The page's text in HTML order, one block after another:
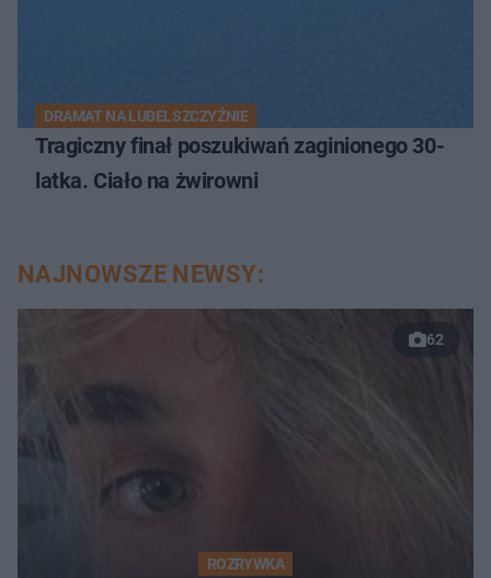
DRAMAT NA LUBELSZCZYŹNIE
Tragiczny finał poszukiwań zaginionego 30-
latka. Ciało na żwirowni
NAJNOWSZE NEWSY:
62
ROZRYWKA